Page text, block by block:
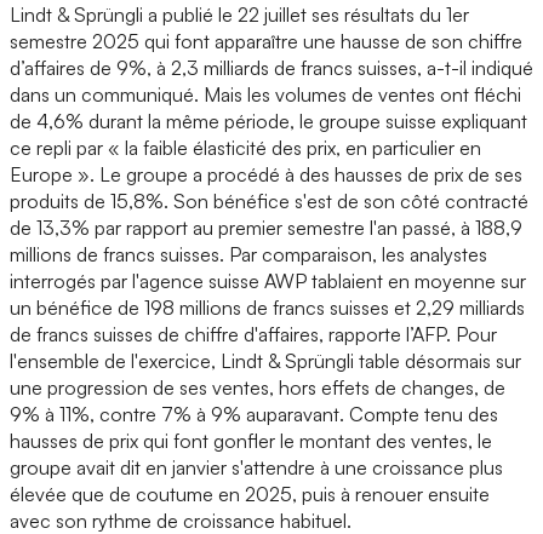
Lindt & Sprüngli a publié le 22 juillet ses résultats du 1er
semestre 2025 qui font apparaître une hausse de son chiffre
d’affaires de 9%, à 2,3 milliards de francs suisses, a-t-il indiqué
dans un communiqué. Mais les volumes de ventes ont fléchi
de 4,6% durant la même période, le groupe suisse expliquant
ce repli par « la faible élasticité des prix, en particulier en
Europe ». Le groupe a procédé à des hausses de prix de ses
produits de 15,8%. Son bénéfice s'est de son côté contracté
de 13,3% par rapport au premier semestre l'an passé, à 188,9
millions de francs suisses. Par comparaison, les analystes
interrogés par l'agence suisse AWP tablaient en moyenne sur
un bénéfice de 198 millions de francs suisses et 2,29 milliards
de francs suisses de chiffre d'affaires, rapporte l’AFP. Pour
l'ensemble de l'exercice, Lindt & Sprüngli table désormais sur
une progression de ses ventes, hors effets de changes, de
9% à 11%, contre 7% à 9% auparavant. Compte tenu des
hausses de prix qui font gonfler le montant des ventes, le
groupe avait dit en janvier s'attendre à une croissance plus
élevée que de coutume en 2025, puis à renouer ensuite
avec son rythme de croissance habituel.